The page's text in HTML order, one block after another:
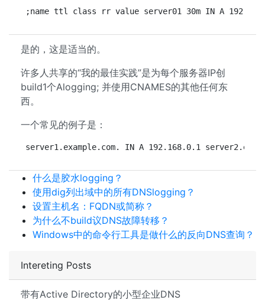
Intereting Posts
带有Active Directory的小型企业DNS
;name ttl class rr value server01 30m IN A
是的，这是适当的。
许多人共享的“我的最佳实践”是为每个服务器IP创
build1个Alogging; 并使用CNAMES的其他任何东
西。
一个常见的例子是：
server1.example.com. IN A 192.168.0.1
什么是胶水logging？
使用dig列出域中的所有DNSlogging？
设置主机名：FQDN或简称？
为什么不build议DNS故障转移？
Windows中的命令行工具是做什么的反向DNS查询？